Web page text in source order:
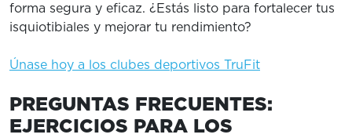
forma segura y eficaz. ¿Estás listo para fortalecer tus
isquiotibiales y mejorar tu rendimiento?
Únase hoy a los clubes deportivos TruFit
PREGUNTAS FRECUENTES:
EJERCICIOS PARA LOS